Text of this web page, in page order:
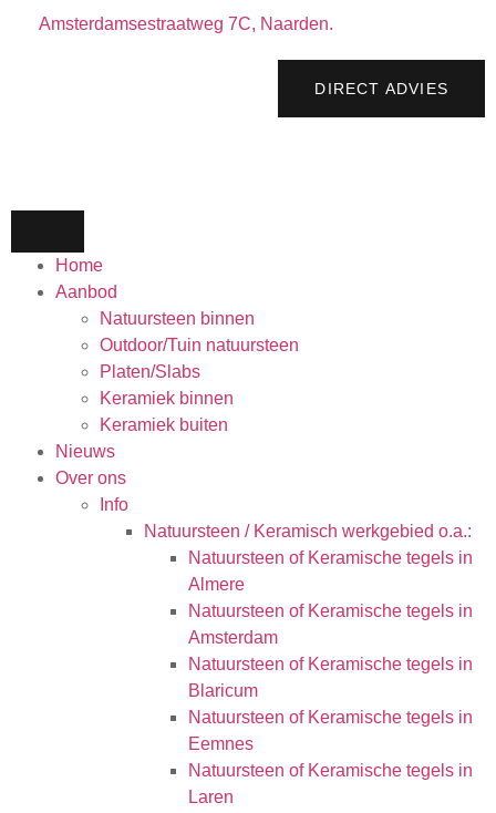
Amsterdamsestraatweg 7C, Naarden.
DIRECT ADVIES
Home
Aanbod
Natuursteen binnen
Outdoor/Tuin natuursteen
Platen/Slabs
Keramiek binnen
Keramiek buiten
Nieuws
Over ons
Info
Natuursteen / Keramisch werkgebied o.a.:
Natuursteen of Keramische tegels in
Almere
Natuursteen of Keramische tegels in
Amsterdam
Natuursteen of Keramische tegels in
Blaricum
Natuursteen of Keramische tegels in
Eemnes
Natuursteen of Keramische tegels in
Laren